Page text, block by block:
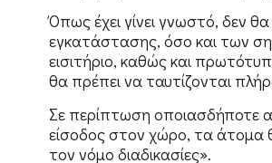
Όπως έχει γίνει γνωστό, δεν
εγκατάστασης, όσο και των
εισιτήριο, καθώς και
θα πρέπει να ταυτίζονται
Σε περίπτωση οποιασδήποτε
είσοδος στον χώρο, τα άτομα
τον νόμο διαδικασίες».